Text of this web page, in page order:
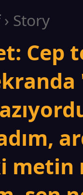
› Story
Cep
metin